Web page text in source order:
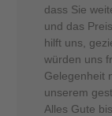
dass Sie
und das
hilft uns,
würden uns
Gelegenheit
unserem
Alles Gute